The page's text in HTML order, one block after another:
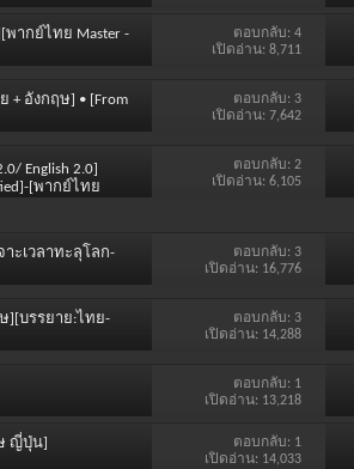
พากย์ไทย Master -
ตอบกลับ:4
เปิดอ่าน: 8,711
+ อังกฤษ] • [From
ตอบกลับ: 3
เปิดอ่าน: 7,642
English 2.0]
[พากย์ไทย
ตอบกลับ:2
เปิดอ่าน: 6,105
าะเวลาทะลุโลก-
ตอบกลับ: 3
เปิดอ่าน: 16,776
ษ][บรรยาย:ไทย-
ตอบกลับ: 3
เปิดอ่าน: 14,288
ตอบกลับ: 1
เปิดอ่าน: 13,218
ษ ญี่ปุ่น] ตอบกลับ: 1
เปิดอ่าน: 14,033